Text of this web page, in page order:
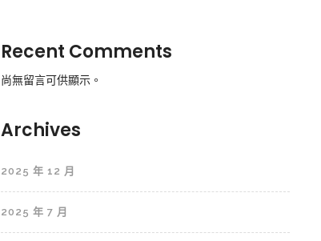
Recent Comments
尚無留言可供顯示。
Archives
2025 年 12 月
2025 年 7 月